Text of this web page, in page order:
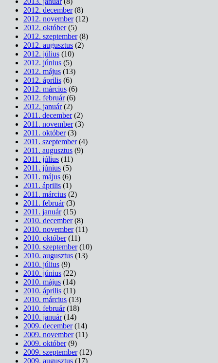
2012. december(8)
2012. november(12)
2012. október(5)
2012. szeptember(8)
2012. augusztus (2)
2012. július (10)
2012. június (5)
2012. május (13)
2012. április (6)
2012. március (6)
2012. február(6)
2012. január(2)
2011. december(2)
2011. november(3)
2011. október(3)
2011. szeptember(4)
2011. augusztus (9)
2011. július (11)
2011. június (5)
2011. május (6)
2011. április (1)
2011. március (2)
2011. február(3)
2011. január(15)
2010. december(8)
2010. november(11)
2010. október(11)
2010. szeptember(10)
2010. augusztus (13)
2010. július (9)
2010. június (22)
2010. május (14)
2010. április (11)
2010. március (13)
2010. február(18)
2010. január(14)
2009. december(14)
2009. november(11)
2009. október(9)
2009. szeptember(12)
2009. augusztus (17)